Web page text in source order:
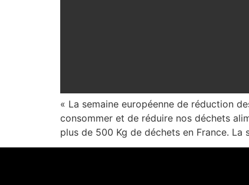
« La semaine européenne de réduction
consommer et de réduire nos déchets
plus de 500 Kg de déchets en France.